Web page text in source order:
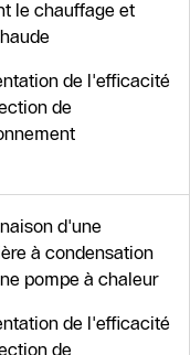
le chauffage et
de l'efficacité
de
d'une
à condensation
pompe à chaleur
de l'efficacité
de